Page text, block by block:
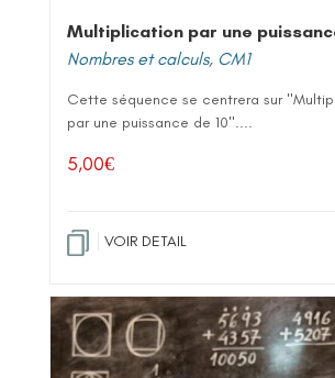
Multiplication par une
Nombres et calculs, CM1
Cette séquence se centrera sur
par une puissance de 10"....
5,00€
VOIR DETAIL